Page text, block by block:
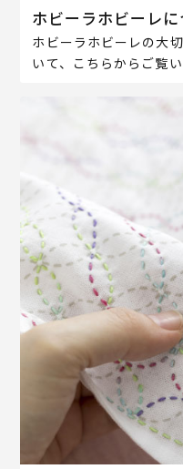
ホビーラホビーレに
ホビーラホビーレの大
いて、こちらからご覧い